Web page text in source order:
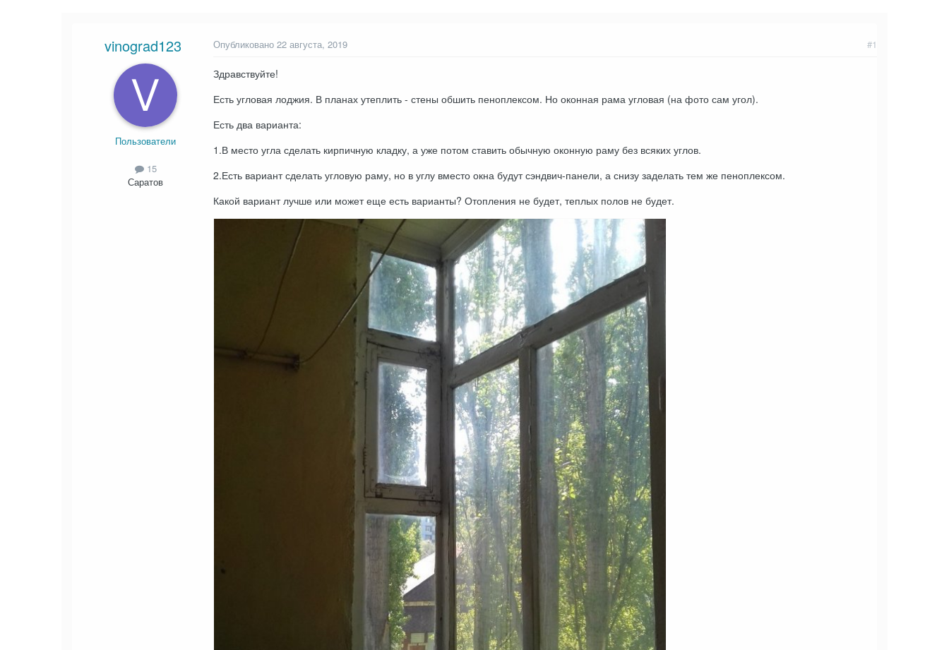
vinograd123
Пользователи
15
Саратов
#1
Опубликовано 22 августа, 2019
Здравствуйте!
Есть угловая лоджия. В планах утеплить - стены обшить пеноплексом. Но оконная рама угловая (на фото сам угол).
Есть два варианта:
1.В место угла сделать кирпичную кладку, а уже потом ставить обычную оконную раму без всяких углов.
2.Есть вариант сделать угловую раму, но в углу вместо окна будут сэндвич-панели, а снизу заделать тем же пеноплексом.
Какой вариант лучше или может еще есть варианты? Отопления не будет, теплых полов не будет.